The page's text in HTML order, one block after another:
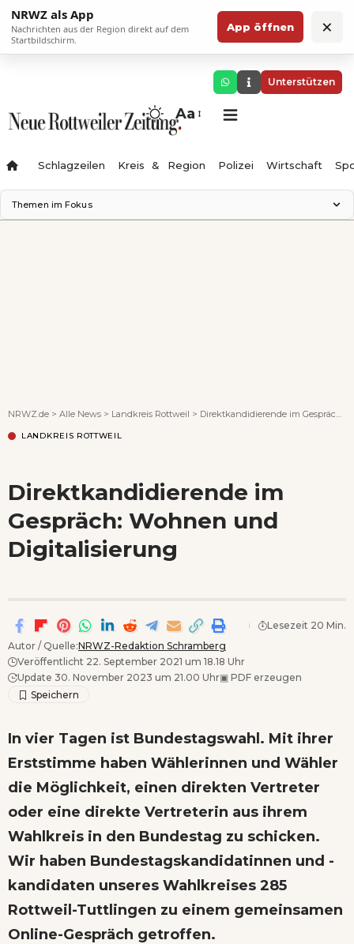
NRWZ als App
Nachrichten aus der Region direkt auf dem
Startbildschirm.
App öffnen ×
Unterstützen
Aa
Schlagzeilen Kreis & Region Polizei Wirtschaft
Themen im Fokus
NRWZ.de > Alle News > Landkreis Rottweil > Direktkandidierende im Gespräch: Wohnen und Digitalisierung
LANDKREIS ROTTWEIL
Direktkandidierende im
Gespräch: Wohnen und
Digitalisierung
Autor / Quelle:NRWZ-Redaktion Schramberg
Veröffentlicht 22. September 2021 um 18.18 Uhr
Update 30. November 2023 um 21.00 Uhr▣ PDF erzeugen
Lesezeit 20 Min.
In vier Tagen ist Bundestagswahl. Mit ihrer
Erststimme haben Wählerinnen und Wähler
die Möglichkeit, einen direkten Vertreter
oder eine direkte Vertreterin aus ihrem
Wahlkreis in den Bundestag zu schicken.
Wir haben Bundestagskandidatinnen und -
kandidaten unseres Wahlkreises 285
Rottweil-Tuttlingen zu einem gemeinsamen
Online-Gespräch getroffen.